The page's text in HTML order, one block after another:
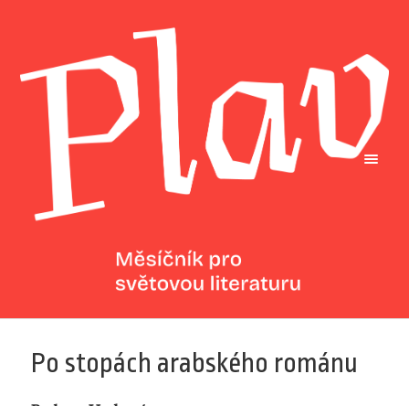
Po stopách arabského románu